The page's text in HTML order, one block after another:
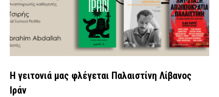
Η γειτονιά μας φλέγεται Παλαιστίνη Λίβανος
Ιράν